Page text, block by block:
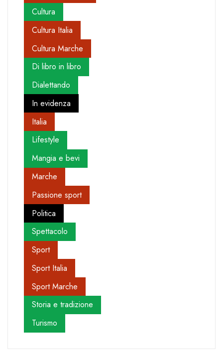
Cultura
Cultura Italia
Cultura Marche
Di libro in libro
Dialettando
In evidenza
Italia
Lifestyle
Mangia e bevi
Marche
Passione sport
Politica
Spettacolo
Sport
Sport Italia
Sport Marche
Storia e tradizione
Turismo